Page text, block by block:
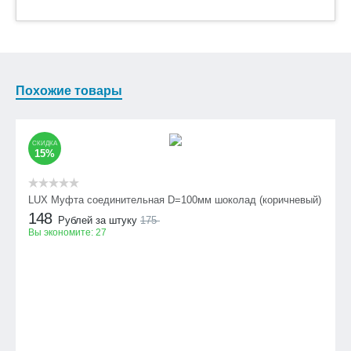
Похожие товары
СКИДКА
15%
LUX Муфта соединительная D=100мм шоколад (коричневый)
148 Рублей за штуку 175
Вы экономите: 27